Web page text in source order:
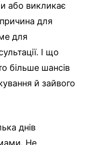
або викликає
для
для
І що
більше шансів
й зайвого
днів
Не